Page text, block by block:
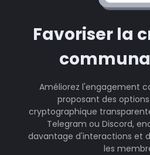
Favoriser la
Améliorez l'engagement
proposant des
cryptographique
Telegram ou Discord,
davantage d'interactions et
les